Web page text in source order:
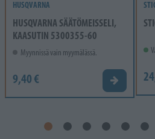
HUSQVARNA
HUSQVARNA SÄÄTÖMEISSELI,
KAASUTIN 5300355-60
Myynnissä vain myymälässä.
9,40 € Valitse